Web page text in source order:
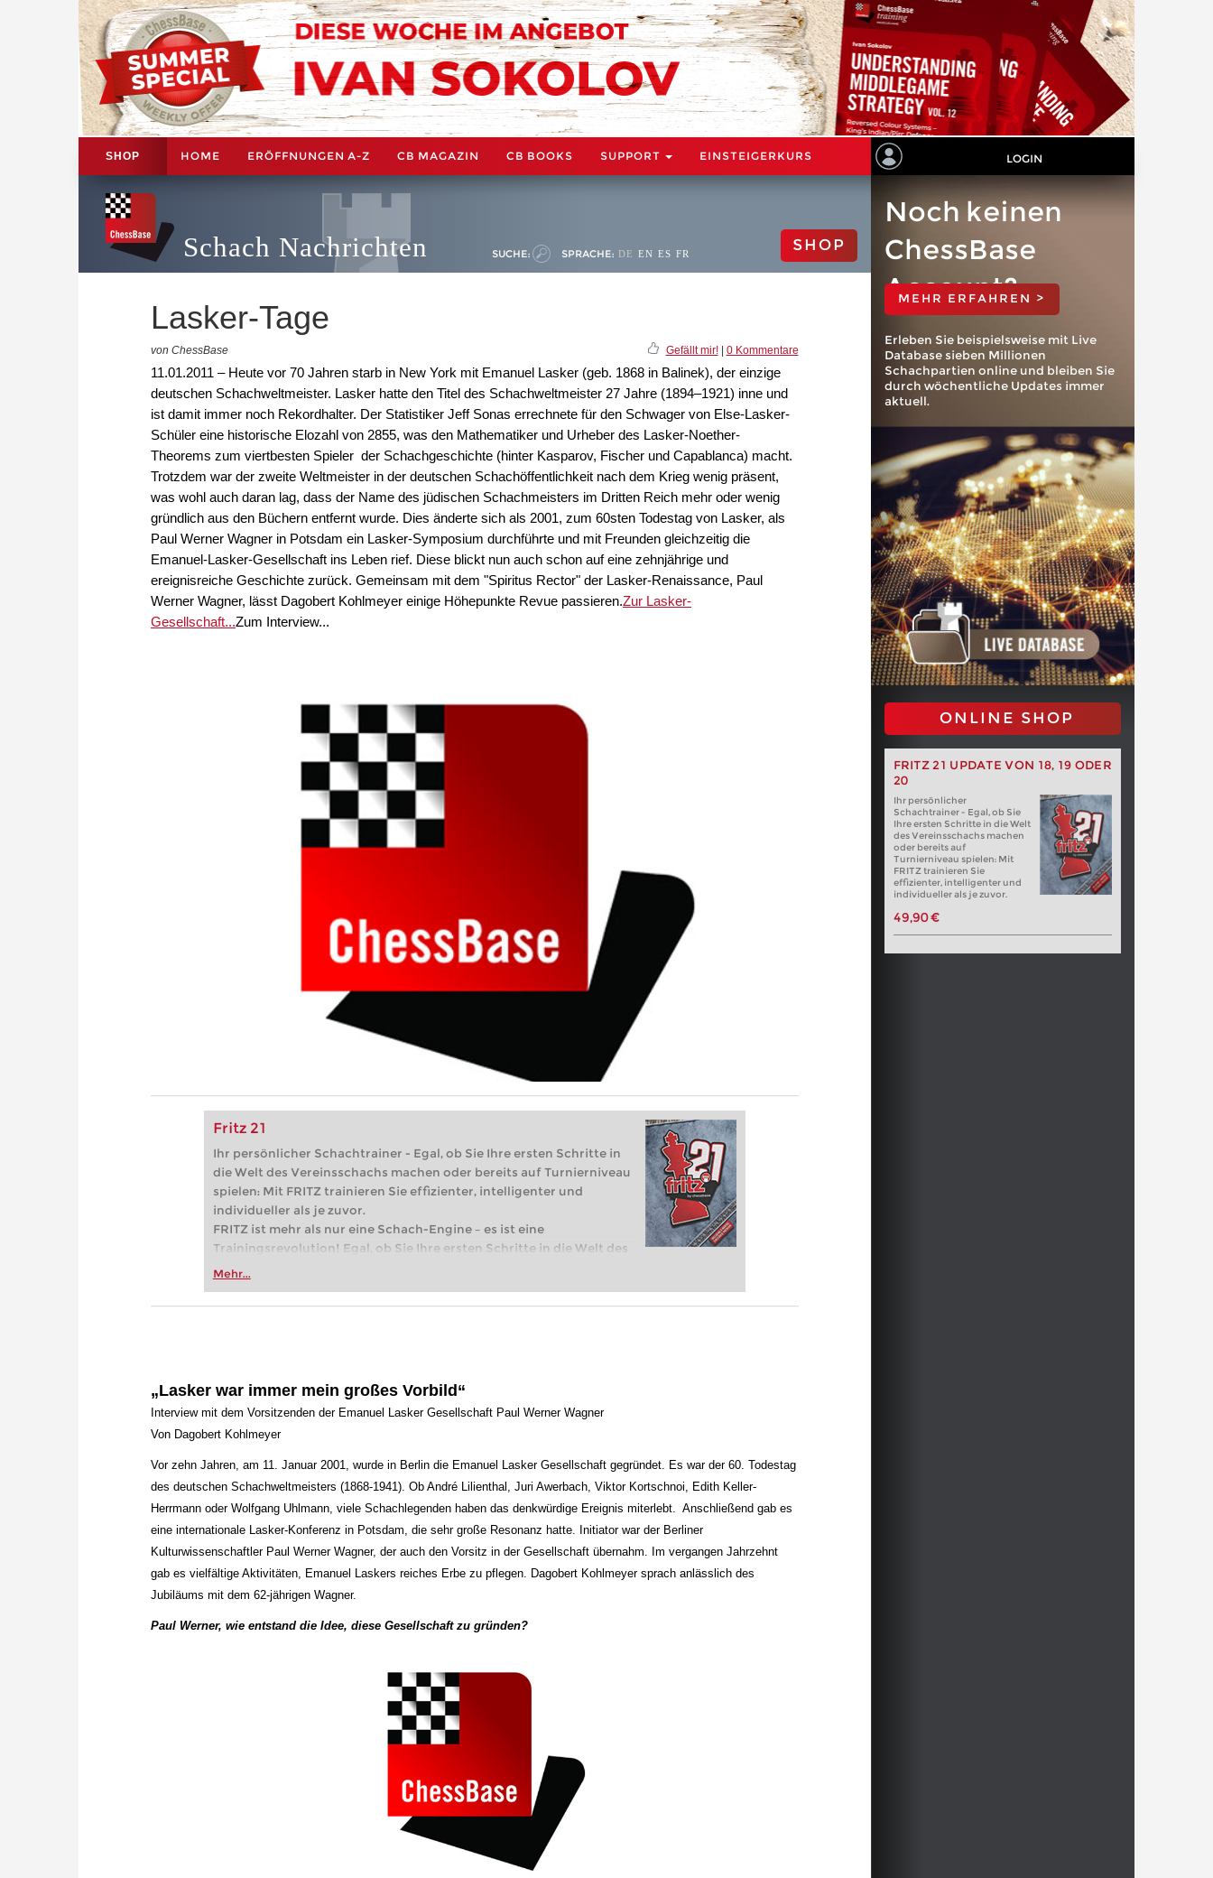
SHOP HOME ERÖFFNUNGEN A-Z CB MAGAZIN CB BOOKS SUPPORT EINSTEIGERKURS LOGIN
Schach Nachrichten SUCHE: SPRACHE: DE EN ES FR SHOP
Lasker-Tage
von ChessBase Gefällt mir!| 0 Kommentare
11.01.2011 – Heute vor 70 Jahren starb in New York mit Emanuel Lasker (geb. 1868 in Balinek), der einzige
deutschen Schachweltmeister. Lasker hatte den Titel des Schachweltmeister 27 Jahre (1894–1921) inne und
ist damit immer noch Rekordhalter. Der Statistiker Jeff Sonas errechnete für den Schwager von Else-Lasker-
Schüler eine historische Elozahl von 2855, was den Mathematiker und Urheber des Lasker-Noether-
Theorems zum viertbesten Spieler der Schachgeschichte (hinter Kasparov, Fischer und Capablanca) macht.
Trotzdem war der zweite Weltmeister in der deutschen Schachöffentlichkeit nach dem Krieg wenig präsent,
was wohl auch daran lag, dass der Name des jüdischen Schachmeisters im Dritten Reich mehr oder wenig
gründlich aus den Büchern entfernt wurde. Dies änderte sich als 2001, zum 60sten Todestag von Lasker, als
Paul Werner Wagner in Potsdam ein Lasker-Symposium durchführte und mit Freunden gleichzeitig die
Emanuel-Lasker-Gesellschaft ins Leben rief. Diese blickt nun auch schon auf eine zehnjährige und
ereignisreiche Geschichte zurück. Gemeinsam mit dem "Spiritus Rector" der Lasker-Renaissance, Paul
Werner Wagner, lässt Dagobert Kohlmeyer einige Höhepunkte Revue passieren.Zur Lasker-
Gesellschaft...Zum Interview...
Fritz 21
Ihr persönlicher Schachtrainer - Egal, ob Sie Ihre ersten Schritte in
die Welt des Vereinsschachs machen oder bereits auf Turnierniveau
spielen: Mit FRITZ trainieren Sie effizienter, intelligenter und
individueller als je zuvor.
FRITZ ist mehr als nur eine Schach-Engine – es ist eine
Trainingsrevolution! Egal, ob Sie Ihre ersten Schritte in die Welt des
Vereinsschachs machen oder bereits auf Turnierniveau spielen: Mit
zuvor.
Mehr...
Noch keinen
ChessBase
Account?
MEHR ERFAHREN >
Erleben Sie beispielsweise mit Live
Database sieben Millionen
Schachpartien online und bleiben Sie
durch wöchentliche Updates immer
aktuell.
ONLINE SHOP
FRITZ 21 UPDATE VON 18, 19 ODER
20
Ihr persönlicher
Schachtrainer - Egal, ob Sie
Ihre ersten Schritte in die Welt
des Vereinsschachs machen
oder bereits auf
Turnierniveau spielen: Mit
FRITZ trainieren Sie
effizienter, intelligenter und
individueller als je zuvor.
49,90 €
„Lasker war immer mein großes Vorbild“
Interview mit dem Vorsitzenden der Emanuel Lasker Gesellschaft Paul Werner Wagner
Von Dagobert Kohlmeyer
Vor zehn Jahren, am 11. Januar 2001, wurde in Berlin die Emanuel Lasker Gesellschaft gegründet. Es war der 60. Todestag
des deutschen Schachweltmeisters (1868-1941). Ob André Lilienthal, Juri Awerbach, Viktor Kortschnoi, Edith Keller-
Herrmann oder Wolfgang Uhlmann, viele Schachlegenden haben das denkwürdige Ereignis miterlebt. Anschließend gab es
eine internationale Lasker-Konferenz in Potsdam, die sehr große Resonanz hatte. Initiator war der Berliner
Kulturwissenschaftler Paul Werner Wagner, der auch den Vorsitz in der Gesellschaft übernahm. Im vergangen Jahrzehnt
gab es vielfältige Aktivitäten, Emanuel Laskers reiches Erbe zu pflegen. Dagobert Kohlmeyer sprach anlässlich des
Jubiläums mit dem 62-jährigen Wagner.
Paul Werner, wie entstand die Idee, diese Gesellschaft zu gründen?